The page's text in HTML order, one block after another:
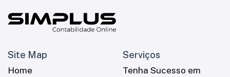
Site Map
Home
Serviços
Tenha Sucesso em